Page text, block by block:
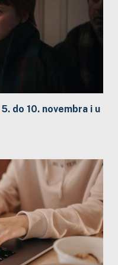
do 10. novembra i u